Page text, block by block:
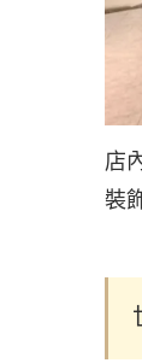
店
裝